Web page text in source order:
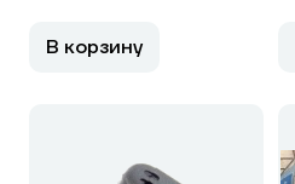
В корзину